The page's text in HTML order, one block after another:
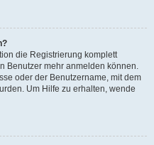
die Registrierung komplett
Benutzer mehr anmelden können.
oder der Benutzername, mit dem
Um Hilfe zu erhalten, wende